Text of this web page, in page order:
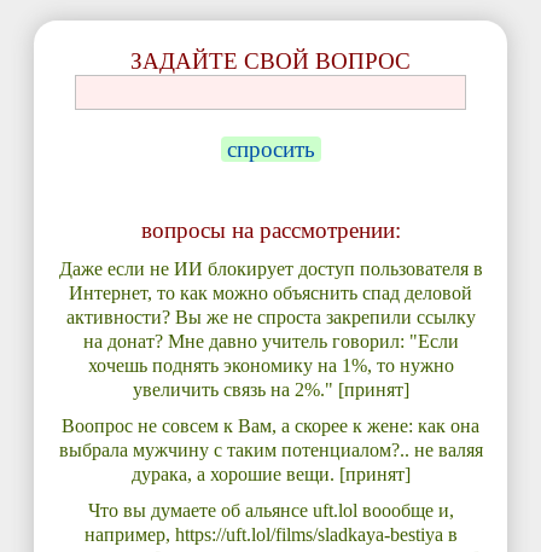
ЗАДАЙТЕ СВОЙ ВОПРОС
спросить
вопросы на рассмотрении:
Даже если не ИИ блокирует доступ пользователя в
Интернет, то как можно объяснить спад деловой
активности? Вы же не спроста закрепили ссылку
на донат? Мне давно учитель говорил: "Если
хочешь поднять экономику на 1%, то нужно
увеличить связь на 2%." [принят]
Воопрос не совсем к Вам, а скорее к жене: как она
выбрала мужчину с таким потенциалом?.. не валяя
дурака, а хорошие вещи. [принят]
Что вы думаете об альянсе uft.lol воообще и,
например, https://uft.lol/films/sladkaya-bestiya в